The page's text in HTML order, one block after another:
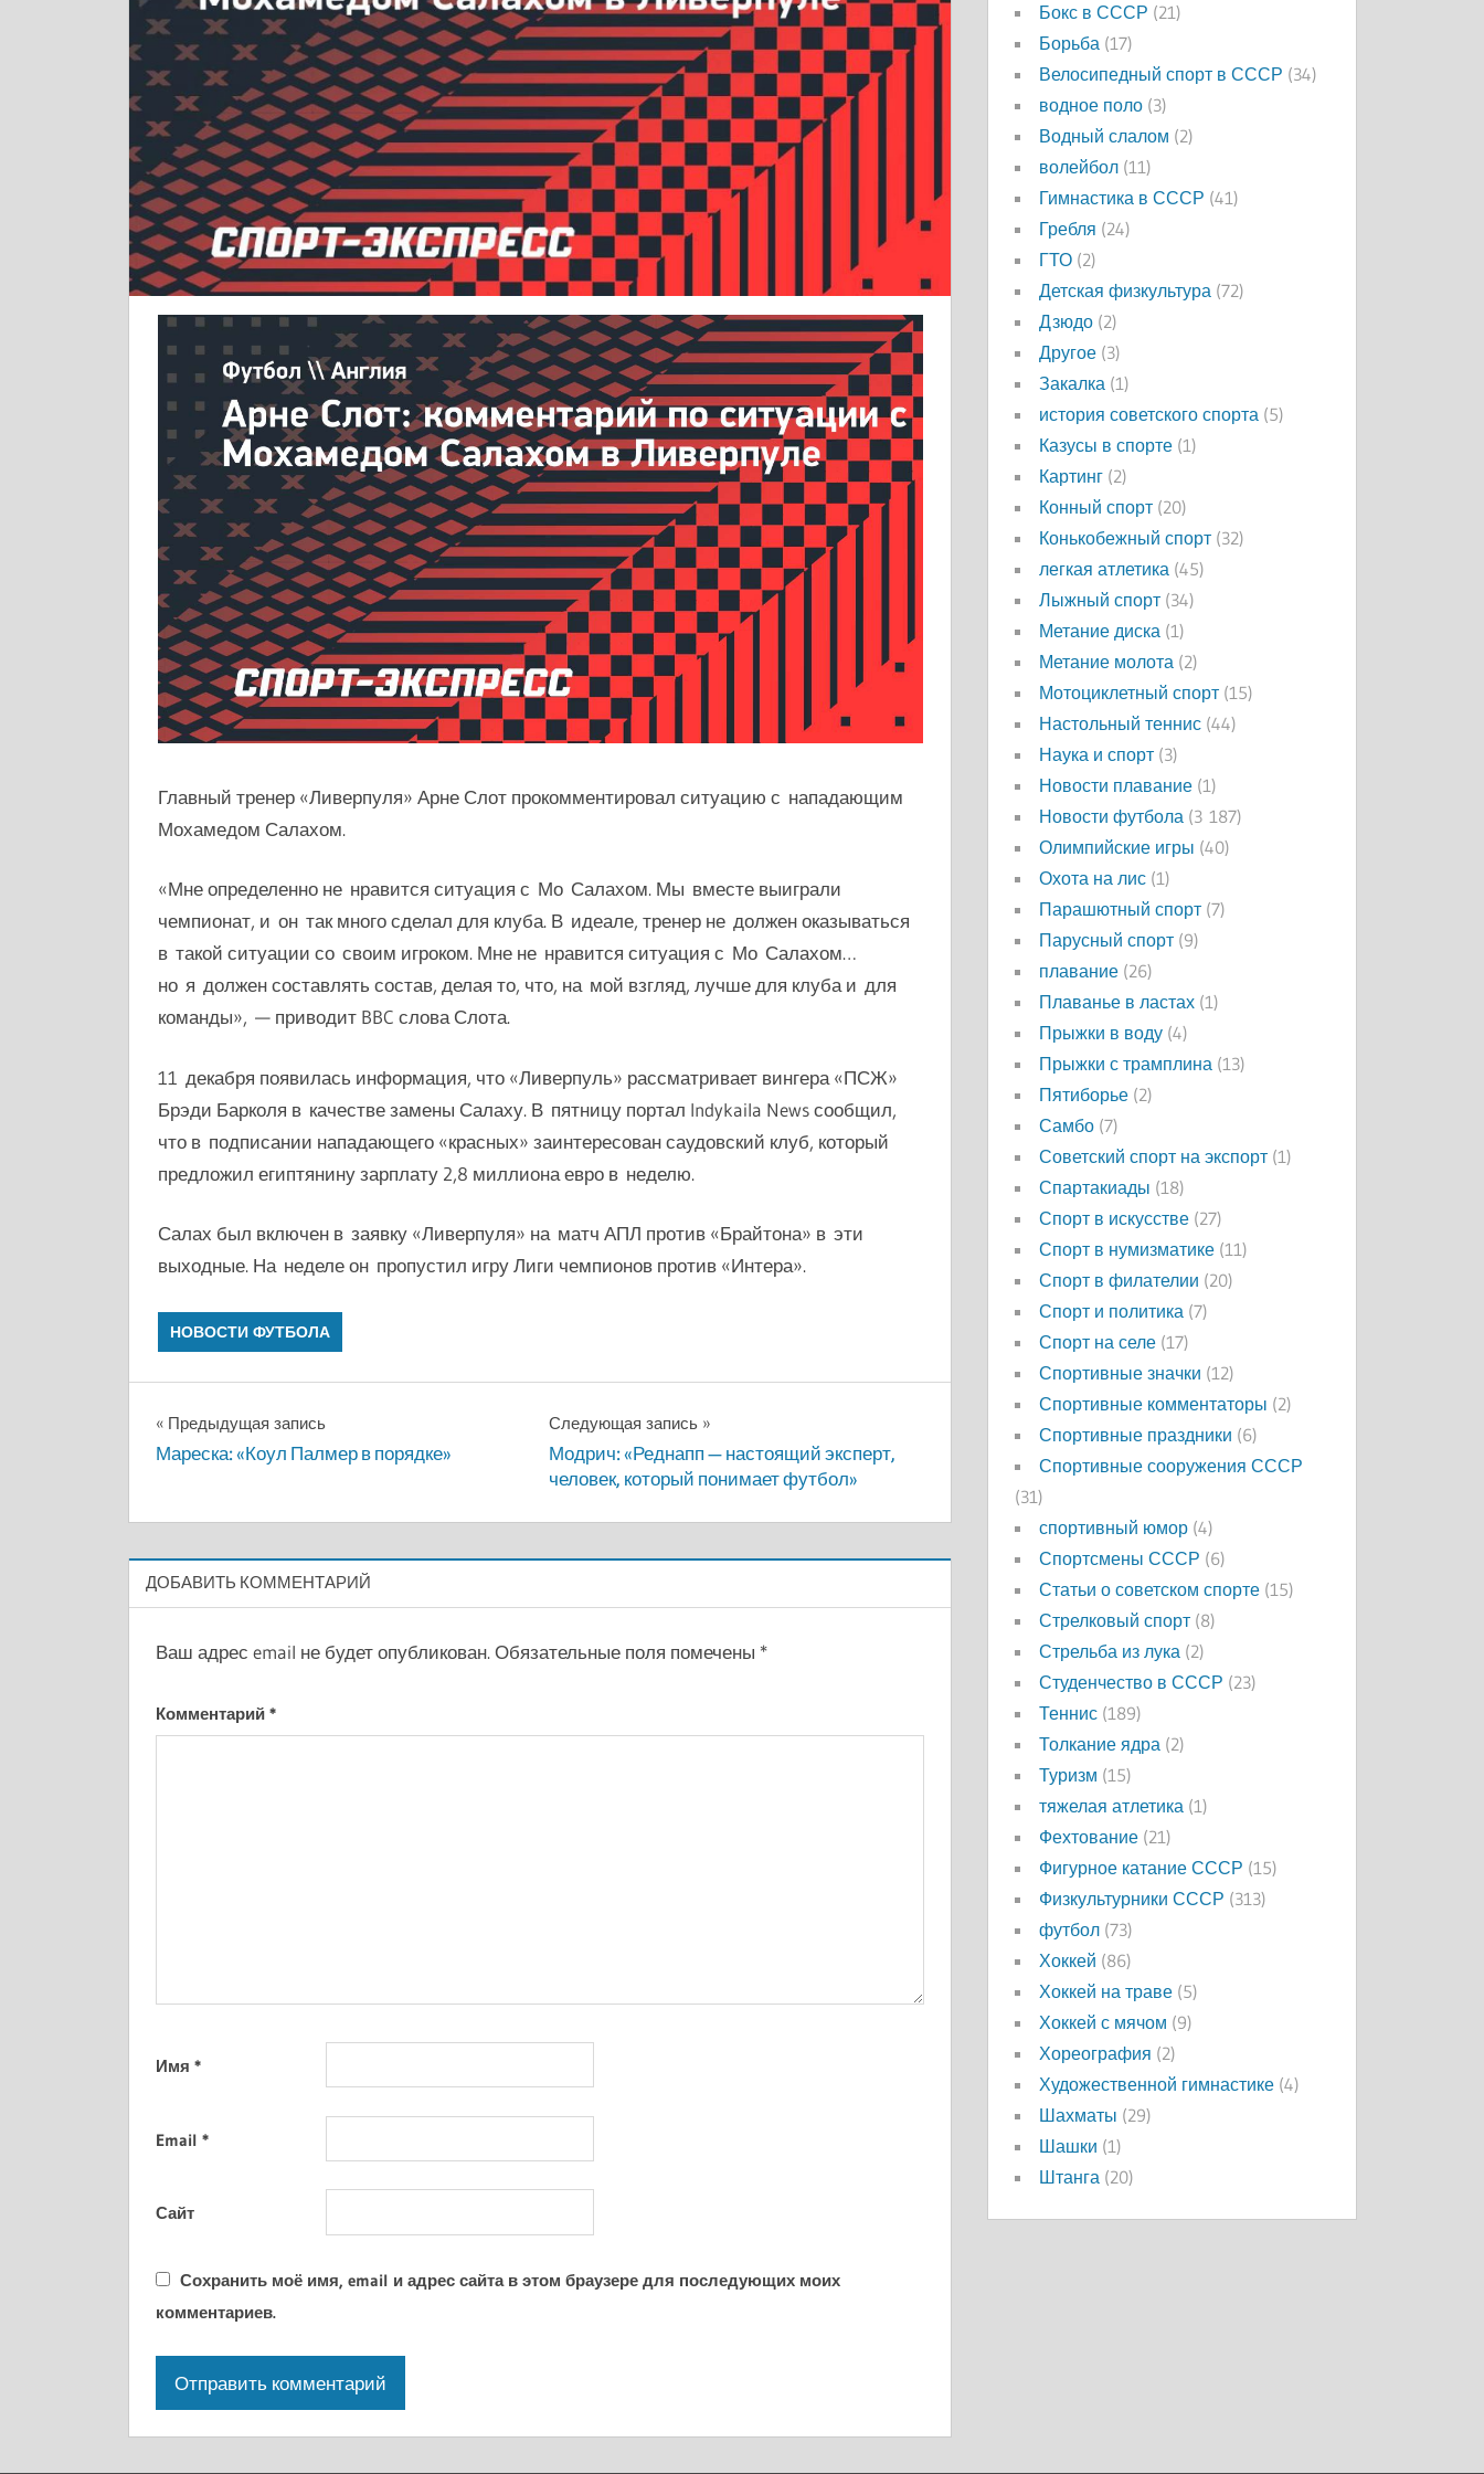
Главный тренер «Ливерпуля» Арне Слот прокомментировал ситуацию с нападающим
Мохамедом Салахом.
«Мне определенно не нравится ситуация с Мо Салахом. Мы вместе выиграли
чемпионат, и он так много сделал для клуба. В идеале, тренер не должен оказываться
в такой ситуации со своим игроком. Мне не нравится ситуация с Мо Салахом…
но я должен составлять состав, делая то, что, на мой взгляд, лучше для клуба и для
команды», — приводит BBC слова Слота.
11 декабря появилась информация, что «Ливерпуль» рассматривает вингера «ПСЖ»
Брэди Барколя в качестве замены Салаху. В пятницу портал Indykaila News сообщил,
что в подписании нападающего «красных» заинтересован саудовский клуб, который
предложил египтянину зарплату 2,8 миллиона евро в неделю.
Салах был включен в заявку «Ливерпуля» на матч АПЛ против «Брайтона» в эти
выходные. На неделе он пропустил игру Лиги чемпионов против «Интера».
НОВОСТИ ФУТБОЛА
Навигация
по
записям
Предыдущая запись
Мареска: «Коул Палмер в порядке»
Следующая запись
Модрич: «Реднапп — настоящий эксперт,
человек, который понимает футбол»
ДОБАВИТЬ КОММЕНТАРИЙ
Ваш адрес email не будет опубликован.Обязательные поля помечены *
Комментарий *
Имя *
Email *
Сайт
Сохранить моё имя, email и адрес сайта в этом браузере для последующих моих
комментариев.
Бокс в СССР (21)
Борьба (17)
Велосипедный спорт в СССР (34)
водное поло (3)
Водный слалом (2)
волейбол (11)
Гимнастика в СССР (41)
Гребля (24)
ГТО (2)
Детская физкультура (72)
Дзюдо (2)
Другое (3)
Закалка (1)
история советского спорта (5)
Казусы в спорте (1)
Картинг (2)
Конный спорт (20)
Конькобежный спорт (32)
легкая атлетика (45)
Лыжный спорт (34)
Метание диска (1)
Метание молота (2)
Мотоциклетный спорт (15)
Настольный теннис (44)
Наука и спорт (3)
Новости плавание (1)
Новости футбола (3 187)
Олимпийские игры (40)
Охота на лис (1)
Парашютный спорт (7)
Парусный спорт (9)
плавание (26)
Плаванье в ластах (1)
Прыжки в воду (4)
Прыжки с трамплина (13)
Пятиборье (2)
Самбо (7)
Советский спорт на экспорт (1)
Спартакиады (18)
Спорт в искусстве (27)
Спорт в нумизматике (11)
Спорт в филателии (20)
Спорт и политика (7)
Спорт на селе (17)
Спортивные значки (12)
Спортивные комментаторы (2)
Спортивные праздники (6)
Спортивные сооружения СССР
(31)
спортивный юмор (4)
Спортсмены СССР (6)
Статьи о советском спорте (15)
Стрелковый спорт (8)
Стрельба из лука (2)
Студенчество в СССР (23)
Теннис (189)
Толкание ядра (2)
Туризм (15)
тяжелая атлетика (1)
Фехтование (21)
Фигурное катание СССР (15)
Физкультурники СССР (313)
футбол (73)
Хоккей (86)
Хоккей на траве (5)
Хоккей с мячом (9)
Хореография (2)
Художественной гимнастике (4)
Шахматы (29)
Шашки (1)
Штанга (20)